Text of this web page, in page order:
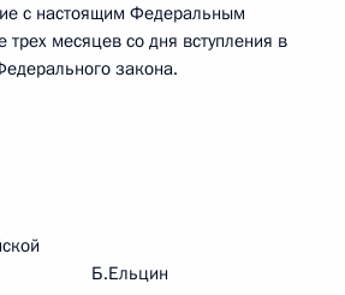
с настоящим Федеральным
трех месяцев со дня вступления в
закона.
Б.Ельцин